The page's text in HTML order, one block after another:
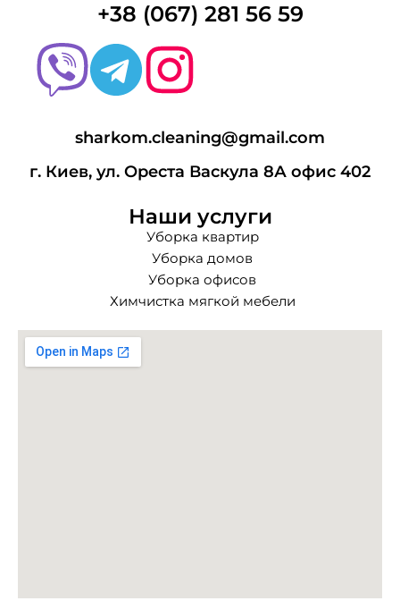
+38 (067) 281 56 59
sharkom.cleaning@gmail.com
г. Киев, ул. Ореста Васкула 8А офис 402
Наши услуги
Уборка квартир
Уборка домов
Уборка офисов
Химчистка мягкой мебели